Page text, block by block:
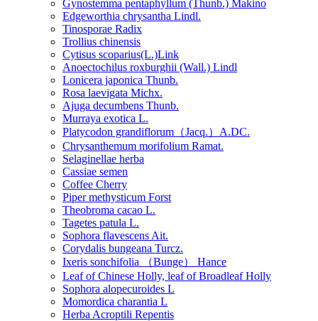
Gynostemma pentaphyllum (Thunb.) Makino
Edgeworthia chrysantha Lindl.
Tinosporae Radix
Trollius chinensis
Cytisus scoparius(L.)Link
Anoectochilus roxburghii (Wall.) Lindl
Lonicera japonica Thunb.
Rosa laevigata Michx.
Ajuga decumbens Thunb.
Murraya exotica L.
Platycodon grandiflorum（Jacq.）A.DC.
Chrysanthemum morifolium Ramat.
Selaginellae herba
Cassiae semen
Coffee Cherry
Piper methysticum Forst
Theobroma cacao L.
Tagetes patula L.
Sophora flavescens Ait.
Corydalis bungeana Turcz.
Ixeris sonchifolia （Bunge） Hance
Leaf of Chinese Holly, leaf of Broadleaf Holly
Sophora alopecuroides L
Momordica charantia L
Herba Acroptili Repentis